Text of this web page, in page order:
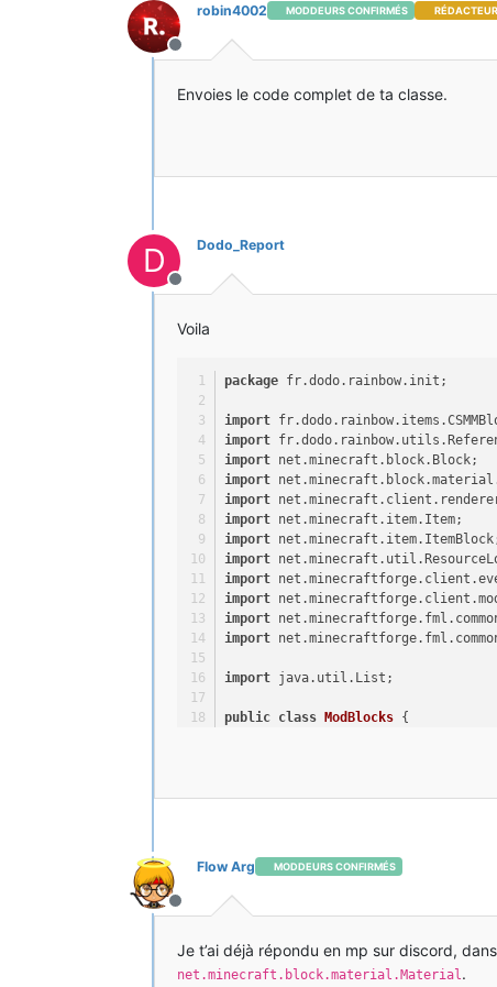
Hors-ligne
robin4002 MODDEURS CONFIRMÉS
Envoies le code complet de ta classe.
D
Hors-ligne
Dodo_Report
Voila
package fr.dodo.rainbow.init;
import
import
import net.minecraft.block.Block;
import
import
import net.minecraft.item.Item;
import
import
import
import
import
import
import java.util.List;
public class ModBlocks {
public static Block
    {
Hors-ligne
Flow Arg MODDEURS CONFIRMÉS
Je t’ai déjà répondu en mp sur discord,
net.minecraft.block.material.Material .